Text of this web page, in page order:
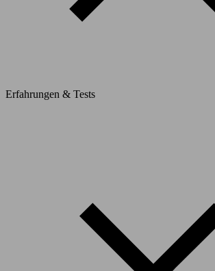
Erfahrungen & Tests